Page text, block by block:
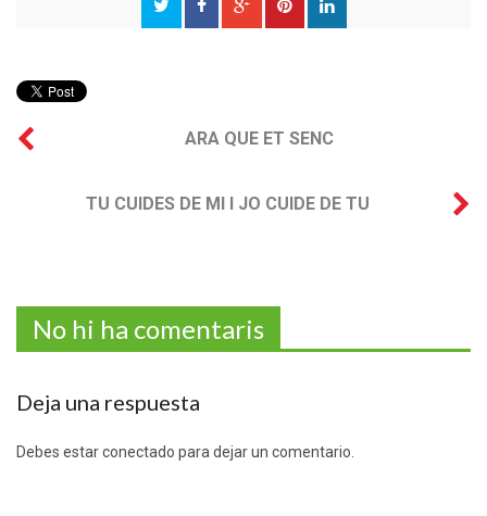
ARA QUE ET SENC
TU CUIDES DE MI I JO CUIDE DE TU
No hi ha comentaris
Deja una respuesta
Debes estar conectado para dejar un comentario.